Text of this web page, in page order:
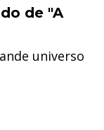
de "A
universo